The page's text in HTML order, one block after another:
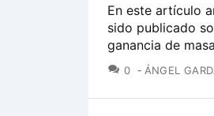
En este artículo
sido publicado
ganancia de
0 COMENTARIOS
ÁNGEL